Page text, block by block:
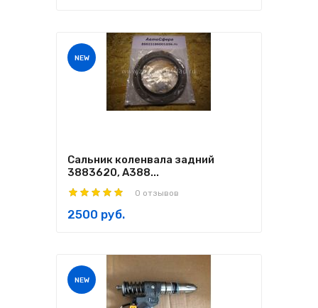
NEW
Сальник коленвала задний
3883620, A388...
0 отзывов
2500 руб.
NEW